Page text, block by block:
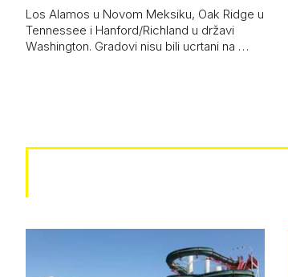
Los Alamos u Novom Meksiku, Oak Ridge u
Tennessee i Hanford/Richland u državi
Washington. Gradovi nisu bili ucrtani na …